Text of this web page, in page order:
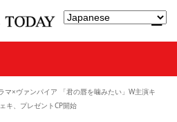
マ×ヴァンパイア 「君の唇を噛みたい」W主演キ
キ、プレゼントCP開始